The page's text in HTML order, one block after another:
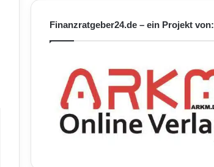
Finanzratgeber24.de – ein Projekt von: